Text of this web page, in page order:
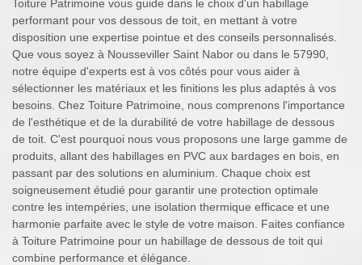
Toiture Patrimoine vous guide dans le choix d'un habillage
performant pour vos dessous de toit, en mettant à votre
disposition une expertise pointue et des conseils personnalisés.
Que vous soyez à Nousseviller Saint Nabor ou dans le 57990,
notre équipe d'experts est à vos côtés pour vous aider à
sélectionner les matériaux et les finitions les plus adaptés à vos
besoins. Chez Toiture Patrimoine, nous comprenons l'importance
de l'esthétique et de la durabilité de votre habillage de dessous
de toit. C'est pourquoi nous vous proposons une large gamme de
produits, allant des habillages en PVC aux bardages en bois, en
passant par des solutions en aluminium. Chaque choix est
soigneusement étudié pour garantir une protection optimale
contre les intempéries, une isolation thermique efficace et une
harmonie parfaite avec le style de votre maison. Faites confiance
à Toiture Patrimoine pour un habillage de dessous de toit qui
combine performance et élégance.